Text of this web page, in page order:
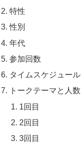
特性
性別
年代
参加回数
タイムスケジュール
トークテーマと人数
1回目
2回目
3回目